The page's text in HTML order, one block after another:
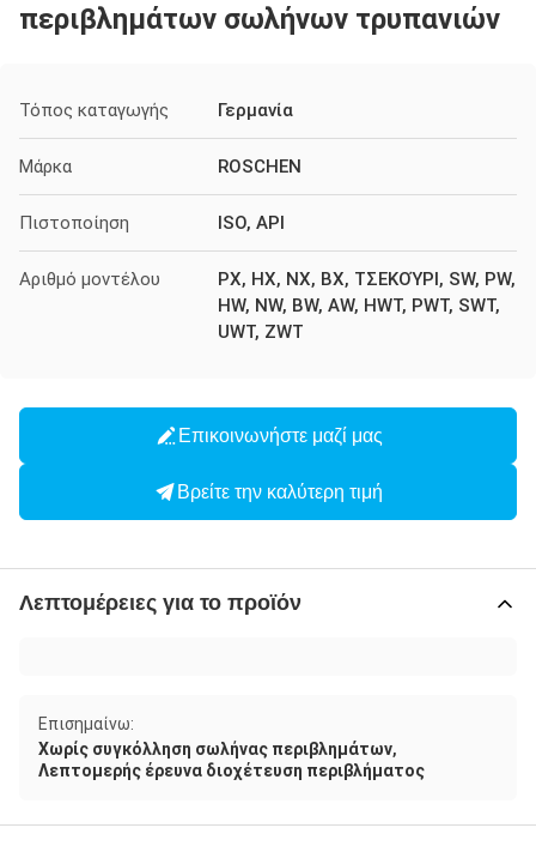
περιβλημάτων σωλήνων τρυπανιών
Τόπος καταγωγής Γερμανία
Μάρκα ROSCHEN
Πιστοποίηση ISO, API
Αριθμό μοντέλου
PX, HX, NX, BX, ΤΣΕΚΟΎΡΙ, SW, PW,
HW, NW, BW, AW, HWT, PWT, SWT,
UWT, ZWT
Επικοινωνήστε μαζί μας
Βρείτε την καλύτερη τιμή
Λεπτομέρειες για το προϊόν
Επισημαίνω:
Χωρίς συγκόλληση σωλήνας περιβλημάτων,
Λεπτομερής έρευνα διοχέτευση περιβλήματος